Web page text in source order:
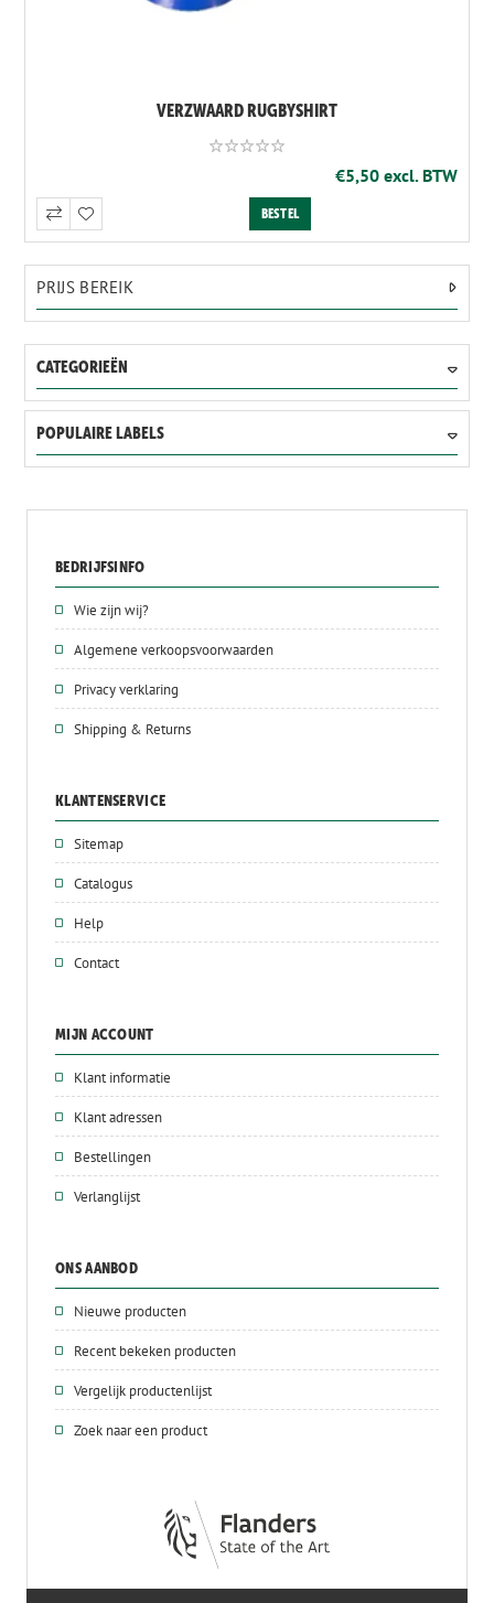
VERZWAARD RUGBYSHIRT
€5,50 excl. BTW
PRIJS BEREIK
CATEGORIEËN
POPULAIRE LABELS
BEDRIJFSINFO
Wie zijn wij?
Algemene verkoopsvoorwaarden
Privacy verklaring
Shipping & Returns
KLANTENSERVICE
Sitemap
Catalogus
Help
Contact
MIJN ACCOUNT
Klant informatie
Klant adressen
Bestellingen
Verlanglijst
ONS AANBOD
Nieuwe producten
Recent bekeken producten
Vergelijk productenlijst
Zoek naar een product